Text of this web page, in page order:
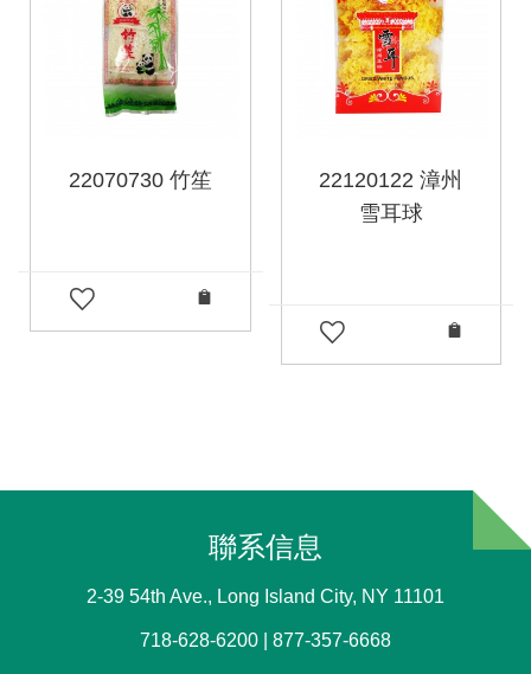
22070730 竹笙
22120122 漳州
雪耳球
聯系信息
2-39 54th Ave., Long Island City, NY 11101
718-628-6200 | 877-357-6668